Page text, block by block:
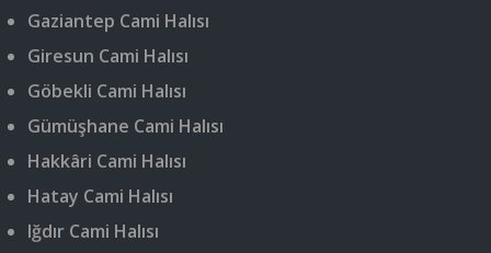
Gaziantep Cami Halısı
Giresun Cami Halısı
Göbekli Cami Halısı
Gümüşhane Cami Halısı
Hakkâri Cami Halısı
Hatay Cami Halısı
Iğdır Cami Halısı